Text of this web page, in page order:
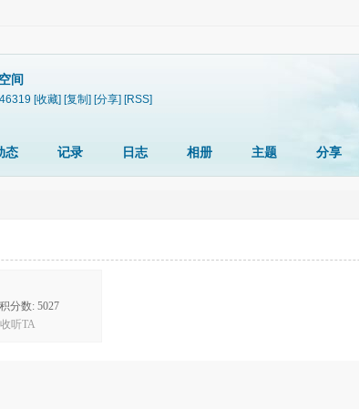
间
[收藏] [复制] [分享] [RSS]
态 记录 日志 相册 主题 分享
分数: 5027
收听TA